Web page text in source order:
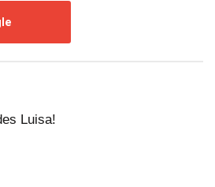
Luisa!